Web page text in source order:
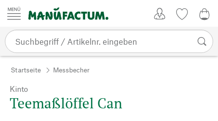
Zum Inhalt springen
Startseite Messbecher
Kinto
Teemaßlöffel Can